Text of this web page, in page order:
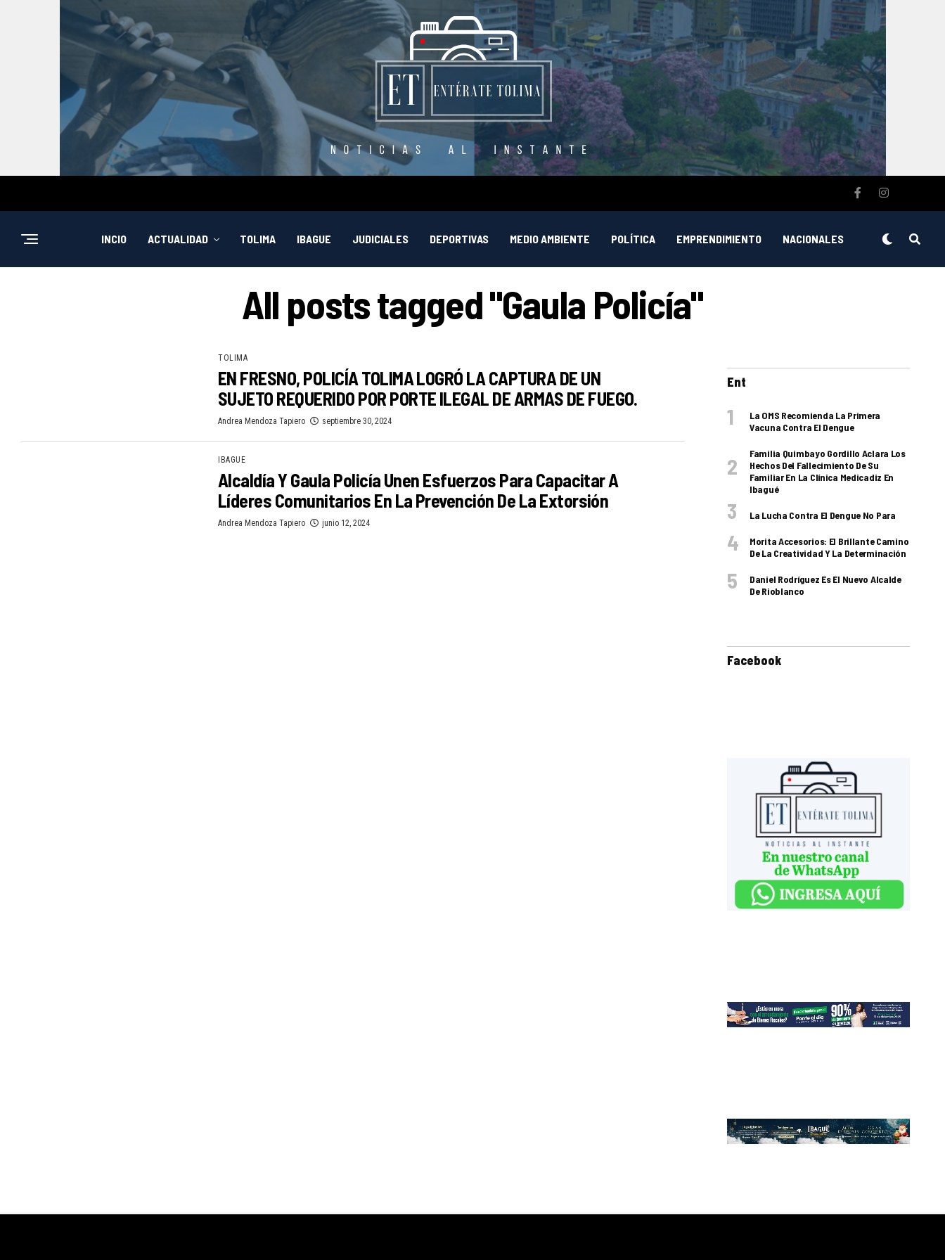
INCIO ACTUALIDAD TOLIMA IBAGUE JUDICIALES DEPORTIVAS MEDIO AMBIENTE POLÍTICA EMPRENDIMIENTO NACIONALES
All posts tagged "Gaula Policía"
TOLIMA
EN FRESNO, POLICÍA TOLIMA LOGRÓ LA CAPTURA DE UN
SUJETO REQUERIDO POR PORTE ILEGAL DE ARMAS DE FUEGO.
Andrea Mendoza Tapiero septiembre 30, 2024
IBAGUE
Alcaldía Y Gaula Policía Unen Esfuerzos Para Capacitar A
Líderes Comunitarios En La Prevención De La Extorsión
Andrea Mendoza Tapiero junio 12, 2024
Ent
La OMS Recomienda La Primera
Vacuna Contra El Dengue
Familia Quimbayo Gordillo Aclara Los
Hechos Del Fallecimiento De Su
Familiar En La Clínica Medicadiz En
Ibagué
La Lucha Contra El Dengue No Para
Morita Accesorios: El Brillante Camino
De La Creatividad Y La Determinación
Daniel Rodríguez Es El Nuevo Alcalde
De Rioblanco
Facebook